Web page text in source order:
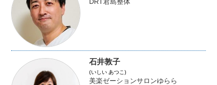
石井敦子
(いしい あつこ)
美楽ゼーションサロンゆらら